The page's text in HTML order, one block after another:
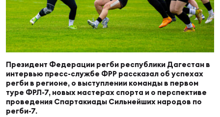
Регионы
Сборные
Антидопинг
Президент Федерации регби республики Дагестан в
интервью пресс-службе ФРР рассказал об успехах
регби в регионе, о выступлении команды в первом
туре ФРЛ-7, новых мастерах спорта и о перспективе
проведения Спартакиады Сильнейших народов по
регби-7.
ОТПРАВИТЬ